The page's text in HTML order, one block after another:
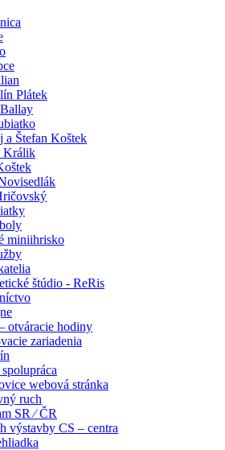
Plátek
a Štefan Koštek
Králik
miniihrisko
štúdio - ReRis
otváracie hodiny
zariadenia
webová stránka
ruch
SR ⁄ ČR
výstavby CS – centra